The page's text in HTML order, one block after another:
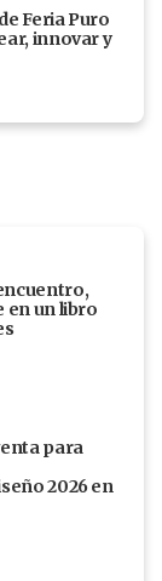
Feria Puro
innovar y
en un libro
para
2026 en